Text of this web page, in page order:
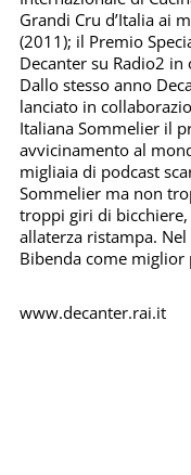
Grandi Cru d’Italia ai
(2011); il Premio
Decanter su Radio2 in
Dallo stesso anno
lanciato in
Italiana Sommelier il
avvicinamento al
migliaia di podcast
Sommelier ma non
troppi giri di
allaterza ristampa.
Bibenda come miglior
www.decanter.rai.it